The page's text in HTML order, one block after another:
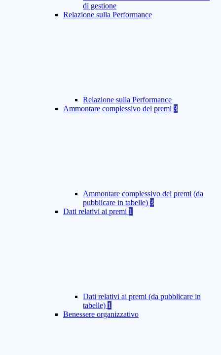
di gestione
Relazione sulla Performance
Relazione sulla Performance
Ammontare complessivo dei premi 3
Ammontare complessivo dei premi (da
pubblicare in tabelle) 3
Dati relativi ai premi 1
Dati relativi ai premi (da pubblicare in
tabelle) 1
Benessere organizzativo